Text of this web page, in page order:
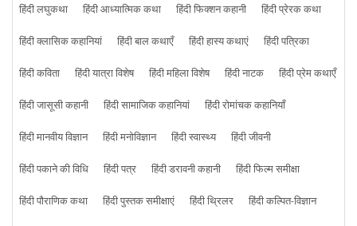
हिंदी लघुकथा हिंदी आध्यात्मिक कथा हिंदी फिक्शन कहानी
हिंदी प्रेरक कथा
हिंदी क्लासिक कहानियां
हिंदी बाल कथाएँ हिंदी हास्य कथाएं
हिंदी पत्रिका
हिंदी कविता
हिंदी यात्रा विशेष हिंदी महिला विशेष हिंदी नाटक
हिंदी प्रेम कथाएँ
हिंदी जासूसी कहानी
हिंदी सामाजिक कहानियां
हिंदी रोमांचक कहानियाँ
हिंदी मानवीय विज्ञान
हिंदी मनोविज्ञान हिंदी स्वास्थ्य
हिंदी जीवनी
हिंदी पकाने की विधि
हिंदी पत्र हिंदी डरावनी कहानी
हिंदी फिल्म समीक्षा
हिंदी पौराणिक कथा
हिंदी पुस्तक समीक्षाएं हिंदी थ्रिलर
हिंदी कल्पित-विज्ञान